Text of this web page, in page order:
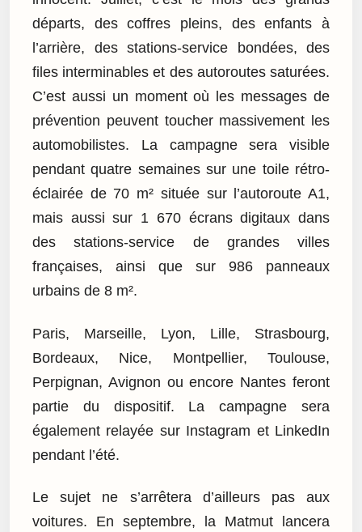
départs, des coffres pleins, des enfants à
l’arrière, des stations-service bondées, des
files interminables et des autoroutes saturées.
C’est aussi un moment où les messages de
prévention peuvent toucher massivement les
automobilistes. La campagne sera visible
pendant quatre semaines sur une toile rétro-
éclairée de 70 m² située sur l’autoroute A1,
mais aussi sur 1 670 écrans digitaux dans
des stations-service de grandes villes
françaises, ainsi que sur 986 panneaux
urbains de 8 m².
Paris, Marseille, Lyon, Lille, Strasbourg,
Bordeaux, Nice, Montpellier, Toulouse,
Perpignan, Avignon ou encore Nantes feront
partie du dispositif. La campagne sera
également relayée sur Instagram et LinkedIn
pendant l’été.
Le sujet ne s’arrêtera d’ailleurs pas aux
voitures. En septembre, la Matmut lancera